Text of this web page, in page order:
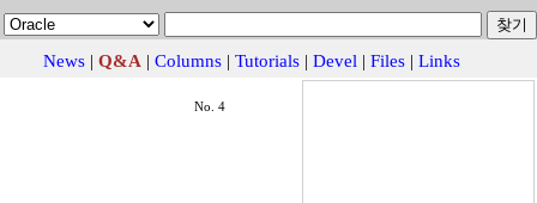
News | Q&A | Columns | Tutorials | Devel | Files | Links
No. 4